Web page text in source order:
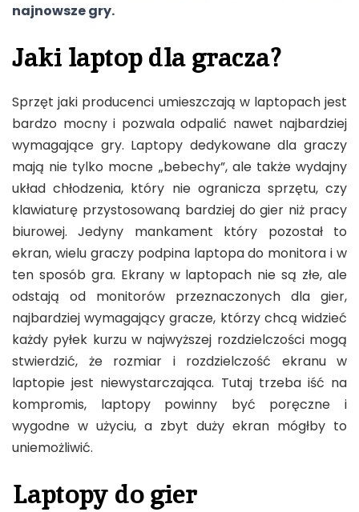
najnowsze gry.
Jaki laptop dla gracza?
Sprzęt jaki producenci umieszczają w laptopach jest
bardzo mocny i pozwala odpalić nawet najbardziej
wymagające gry. Laptopy dedykowane dla graczy
mają nie tylko mocne „bebechy”, ale także wydajny
układ chłodzenia, który nie ogranicza sprzętu, czy
klawiaturę przystosowaną bardziej do gier niż pracy
biurowej. Jedyny mankament który pozostał to
ekran, wielu graczy podpina laptopa do monitora i w
ten sposób gra. Ekrany w laptopach nie są złe, ale
odstają od monitorów przeznaczonych dla gier,
najbardziej wymagający gracze, którzy chcą widzieć
każdy pyłek kurzu w najwyższej rozdzielczości mogą
stwierdzić, że rozmiar i rozdzielczość ekranu w
laptopie jest niewystarczająca. Tutaj trzeba iść na
kompromis, laptopy powinny być poręczne i
wygodne w użyciu, a zbyt duży ekran mógłby to
uniemożliwić.
Laptopy do gier